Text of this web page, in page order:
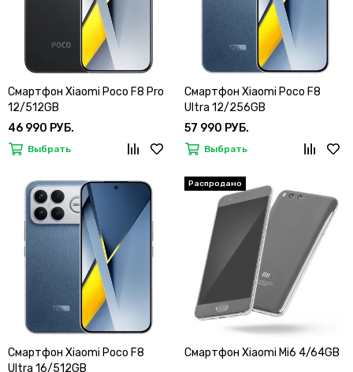
Смартфон Xiaomi Poco F8 Pro
12/512GB
46 990 РУБ.
Выбрать
Смартфон Xiaomi Poco F8
Ultra 12/256GB
57 990 РУБ.
Выбрать
Смартфон Xiaomi Poco F8
Ultra 16/512GB
Смартфон Xiaomi Mi6 4/64GB